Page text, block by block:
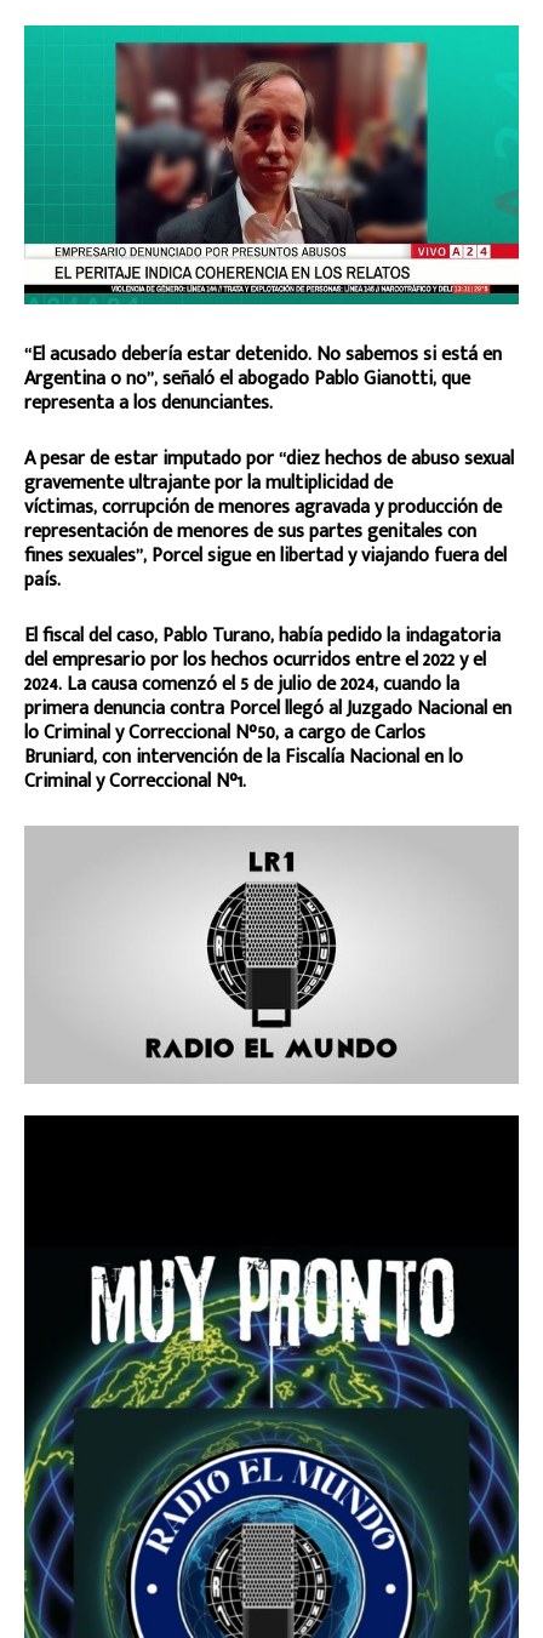
“El acusado debería estar detenido. No sabemos si está en
Argentina o no”, señaló el abogado Pablo Gianotti, que
representa a los denunciantes.
A pesar de estar imputado por “diez hechos de abuso sexual
gravemente ultrajante por la multiplicidad de
víctimas, corrupción de menores agravada y producción de
representación de menores de sus partes genitales con
fines sexuales”, Porcel sigue en libertad y viajando fuera del
país.
El fiscal del caso, Pablo Turano, había pedido la indagatoria
del empresario por los hechos ocurridos entre el 2022 y el
2024. La causa comenzó el 5 de julio de 2024, cuando la
primera denuncia contra Porcel llegó al Juzgado Nacional en
lo Criminal y Correccional N°50, a cargo de Carlos
Bruniard, con intervención de la Fiscalía Nacional en lo
Criminal y Correccional N°1.